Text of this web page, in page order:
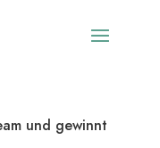
und gewinnt